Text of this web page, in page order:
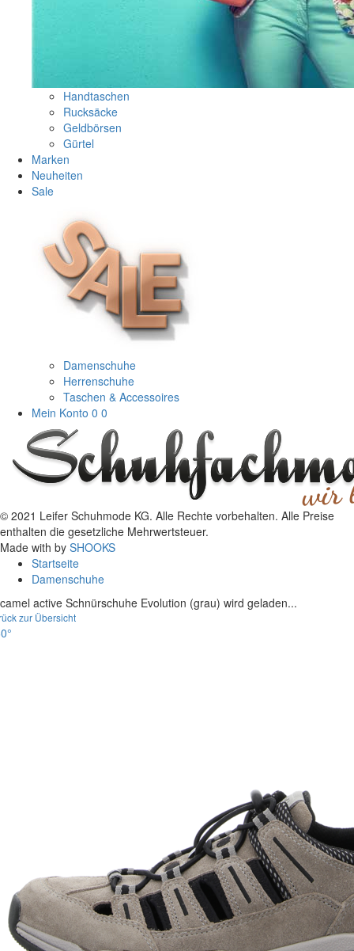
Handtaschen
Rucksäcke
Geldbörsen
Gürtel
Marken
Neuheiten
Sale
Damenschuhe
Herrenschuhe
Taschen & Accessoires
Mein Konto 0 0
© 2021 Leifer Schuhmode KG. Alle Rechte vorbehalten. Alle Preise
enthalten die gesetzliche Mehrwertsteuer.
Made with by SHOOKS
Startseite
Damenschuhe
camel active Schnürschuhe Evolution (grau) wird geladen...
zur Übersicht